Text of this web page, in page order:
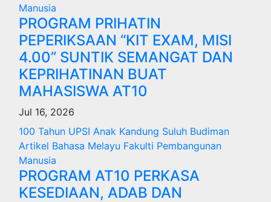
Manusia
PROGRAM PRIHATIN
PEPERIKSAAN “KIT EXAM, MISI
4.00” SUNTIK SEMANGAT DAN
KEPRIHATINAN BUAT
MAHASISWA AT10
Jul 16, 2026
100 Tahun UPSI Anak Kandung Suluh Budiman
Artikel Bahasa Melayu Fakulti Pembangunan
Manusia
PROGRAM AT10 PERKASA
KESEDIAAN, ADAB DAN